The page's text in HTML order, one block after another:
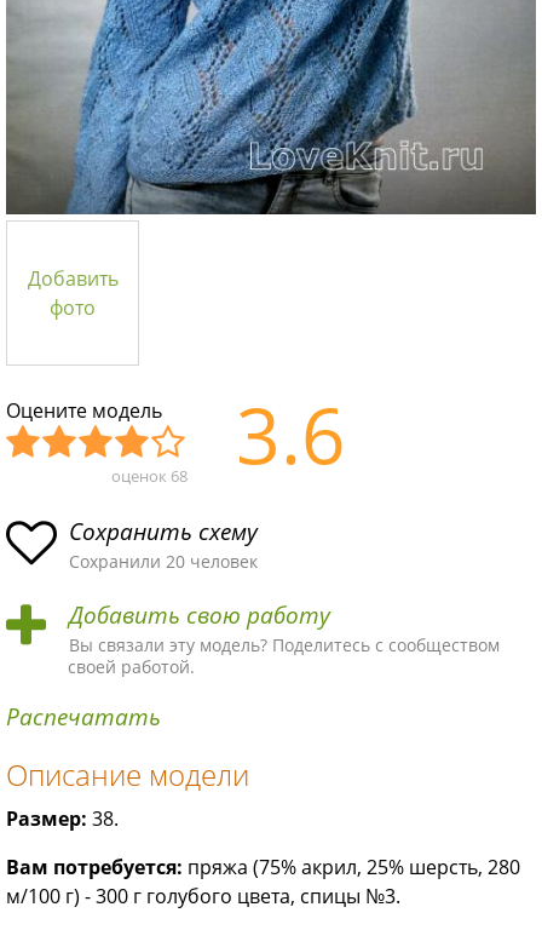
Добавить
фото
Оцените модель
асн
ая
ма
пло
хая
ма
ыч
ная
ма
Хор
ая
ма
Отл
ая
ма!
оценок 68 3.6
Сохранить схему
Сохранили 20 человек
Добавить свою работу
Вы связали эту модель? Поделитесь с сообществом
своей работой.
Распечатать
Описание модели
Размер: 38.
Вам потребуется: пряжа (75% акрил, 25% шерсть, 280
м/100 г) - 300 г голубого цвета, спицы №3.